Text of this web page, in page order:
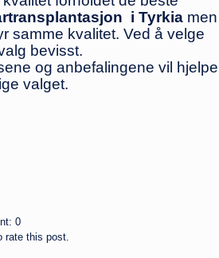
i Tyrkia men
samme kvalitet. Ved å velge
bevisst.
og anbefalingene vil hjelpe
valget.
0
rate this post.